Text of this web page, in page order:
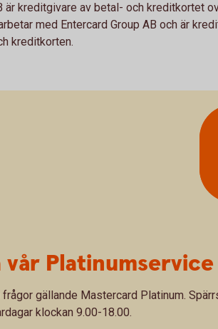
är kreditgivare av betal- och kreditkortet
med Entercard Group AB och är
kreditkorten.
Platinumservice
frågor gällande Mastercard Platinum.
klockan 9.00-18.00.